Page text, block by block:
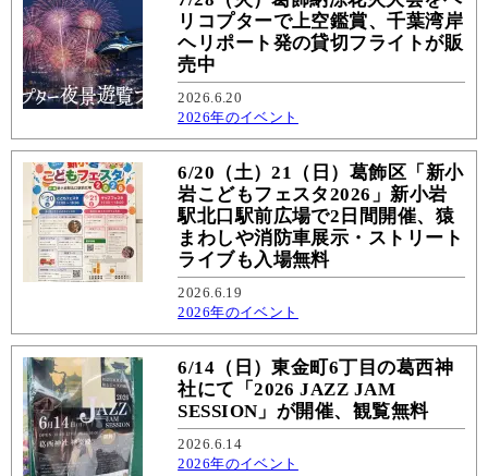
リコプターで上空鑑賞、千葉湾岸
ヘリポート発の貸切フライトが販
売中
2026.6.20
2026年のイベント
6/20（土）21（日）葛飾区「新小
岩こどもフェスタ2026」新小岩
駅北口駅前広場で2日間開催、猿
まわしや消防車展示・ストリート
ライブも入場無料
2026.6.19
2026年のイベント
6/14（日）東金町6丁目の葛西神
社にて「2026 JAZZ JAM
SESSION」が開催、観覧無料
2026.6.14
2026年のイベント